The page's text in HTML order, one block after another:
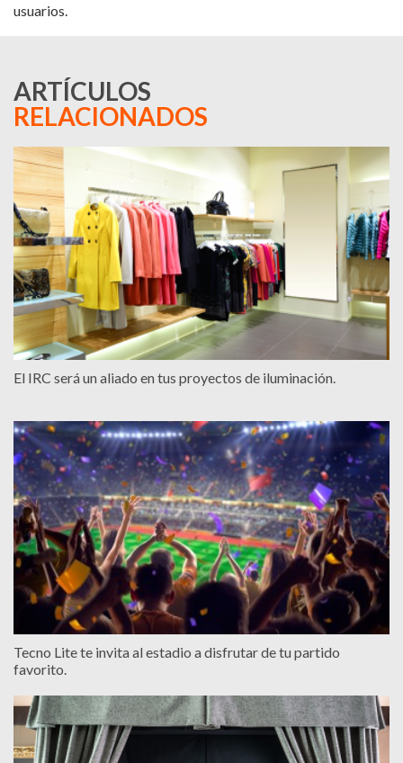
usuarios.
ARTÍCULOS
RELACIONADOS
El IRC será un aliado en tus proyectos de iluminación.
Tecno Lite te invita al estadio a disfrutar de tu partido
favorito.